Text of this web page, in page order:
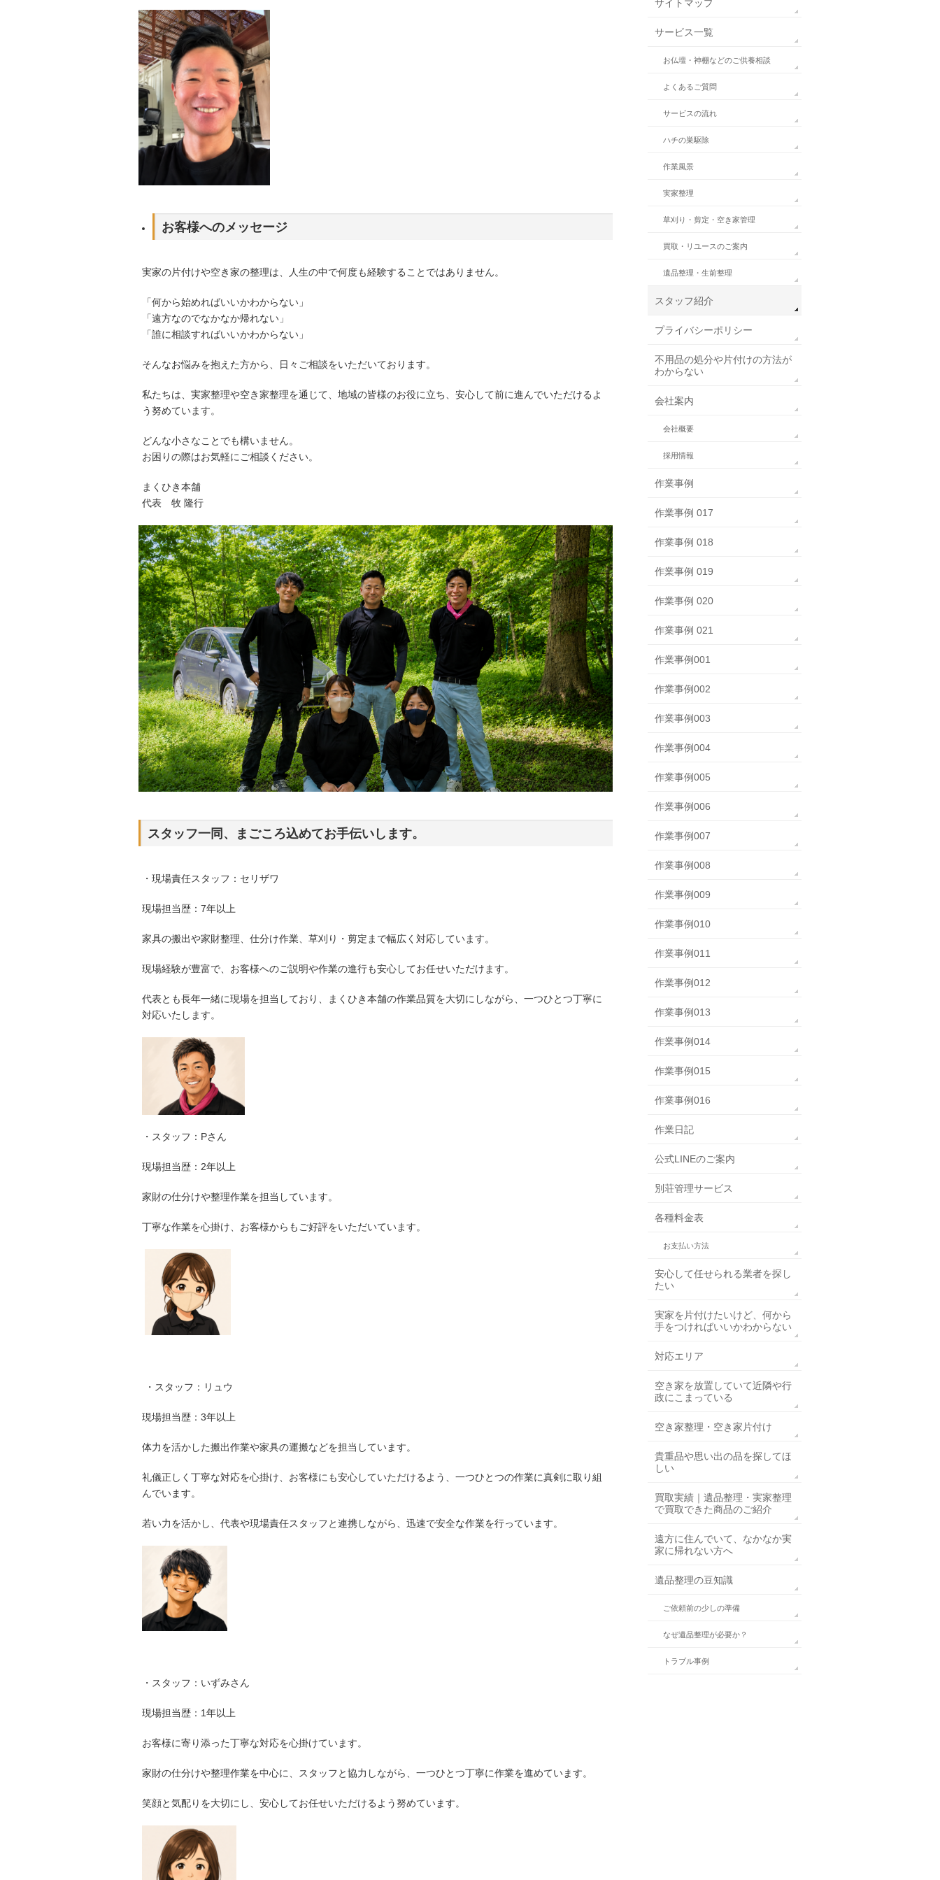
お客様へのメッセージ
実家の片付けや空き家の整理は、人生の中で何度も経験することではありません。
「何から始めればいいかわからない」
「遠方なのでなかなか帰れない」
「誰に相談すればいいかわからない」
そんなお悩みを抱えた方から、日々ご相談をいただいております。
私たちは、実家整理や空き家整理を通じて、地域の皆様のお役に立ち、安心して前に進んでいただけるよ
う努めています。
どんな小さなことでも構いません。
お困りの際はお気軽にご相談ください。
まくひき本舗
代表 牧 隆行
スタッフ一同、まごころ込めてお手伝いします。
・現場責任スタッフ：セリザワ
現場担当歴：7年以上
家具の搬出や家財整理、仕分け作業、草刈り・剪定まで幅広く対応しています。
現場経験が豊富で、お客様へのご説明や作業の進行も安心してお任せいただけます。
代表とも長年一緒に現場を担当しており、まくひき本舗の作業品質を大切にしながら、一つひとつ丁寧に
対応いたします。
・スタッフ：Pさん
現場担当歴：2年以上
家財の仕分けや整理作業を担当しています。
丁寧な作業を心掛け、お客様からもご好評をいただいています。
・スタッフ：リュウ
現場担当歴：3年以上
体力を活かした搬出作業や家具の運搬などを担当しています。
礼儀正しく丁寧な対応を心掛け、お客様にも安心していただけるよう、一つひとつの作業に真剣に取り組
んでいます。
若い力を活かし、代表や現場責任スタッフと連携しながら、迅速で安全な作業を行っています。
・スタッフ：いずみさん
現場担当歴：1年以上
お客様に寄り添った丁寧な対応を心掛けています。
家財の仕分けや整理作業を中心に、スタッフと協力しながら、一つひとつ丁寧に作業を進めています。
笑顔と気配りを大切にし、安心してお任せいただけるよう努めています。
サイトマップ
サービス一覧
お仏壇・神棚などのご供養相談
よくあるご質問
サービスの流れ
ハチの巣駆除
作業風景
実家整理
草刈り・剪定・空き家管理
買取・リユースのご案内
遺品整理・生前整理
スタッフ紹介
プライバシーポリシー
不用品の処分や片付けの方法が
わからない
会社案内
会社概要
採用情報
作業事例
作業事例 017
作業事例 018
作業事例 019
作業事例 020
作業事例 021
作業事例001
作業事例002
作業事例003
作業事例004
作業事例005
作業事例006
作業事例007
作業事例008
作業事例009
作業事例010
作業事例011
作業事例012
作業事例013
作業事例014
作業事例015
作業事例016
作業日記
公式LINEのご案内
別荘管理サービス
各種料金表
お支払い方法
安心して任せられる業者を探し
たい
実家を片付けたいけど、何から
手をつければいいかわからない
対応エリア
空き家を放置していて近隣や行
政にこまっている
空き家整理・空き家片付け
貴重品や思い出の品を探してほ
しい
買取実績｜遺品整理・実家整理
で買取できた商品のご紹介
遠方に住んでいて、なかなか実
家に帰れない方へ
遺品整理の豆知識
ご依頼前の少しの準備
なぜ遺品整理が必要か？
トラブル事例